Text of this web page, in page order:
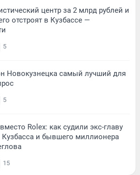
центр за 2 млрд рублей и
отстроят в Кузбассе —
5
Новокузнецка самый лучший для
5
Rolex: как судили экс-главу
и бывшего миллионера
15